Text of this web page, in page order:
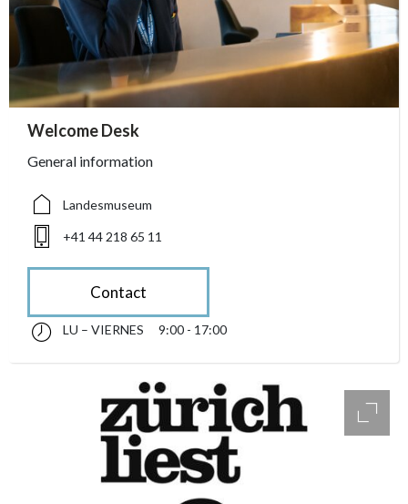
accessibility.sr-only.person_card_info
Welcome Desk
General information
accessibility.sr-only.museum
Landesmuseum
accessibility.sr-only.phone
+41 44 218 65 11
Contact
accessibility.sr-only.opening_hours
lunes till viernes 09:00 - 17:00
LU – VIERNES 9:00 - 17:00